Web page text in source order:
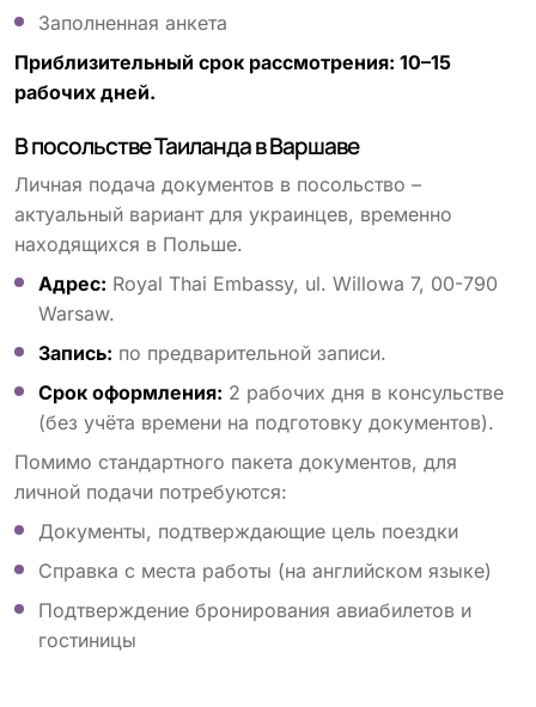
Заполненная анкета
Приблизительный срок рассмотрения: 10–15
рабочих дней.
В посольстве Таиланда в Варшаве
Личная подача документов в посольство –
актуальный вариант для украинцев, временно
находящихся в Польше.
Адрес: Royal Thai Embassy, ul. Willowa 7, 00-790
Warsaw.
Запись: по предварительной записи.
Срок оформления: 2 рабочих дня в консульстве
(без учёта времени на подготовку документов).
Помимо стандартного пакета документов, для
личной подачи потребуются:
Документы, подтверждающие цель поездки
Справка с места работы (на английском языке)
Подтверждение бронирования авиабилетов и
гостиницы